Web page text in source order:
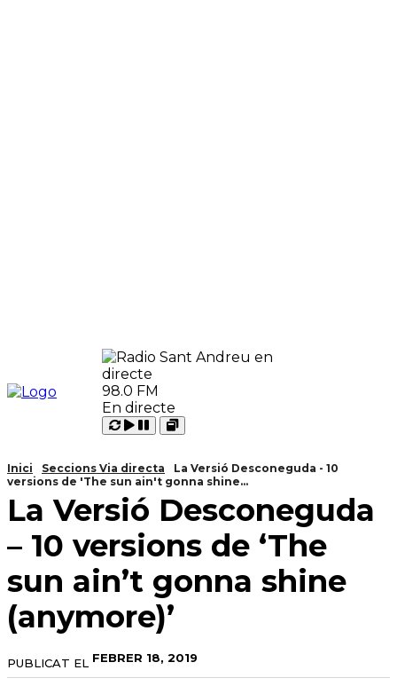
98.0 FM
En directe
Carregant
Reproduir
Pausar
Open
Inici Seccions Via directa
La Versió Desconeguda - 10
versions de 'The sun ain't gonna shine...
La Versió Desconeguda
– 10 versions de ‘The
sun ain’t gonna shine
(anymore)’
PUBLICAT EL FEBRER 18, 2019